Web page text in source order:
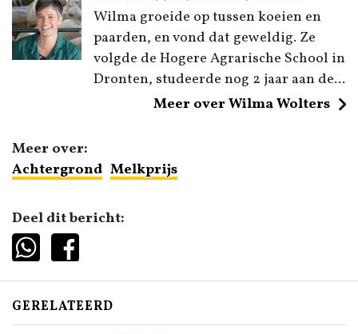
Wilma groeide op tussen koeien en
paarden, en vond dat geweldig. Ze
volgde de Hogere Agrarische School in
Dronten, studeerde nog 2 jaar aan de...
Meer over Wilma Wolters
Meer over:
Achtergrond Melkprijs
Deel dit bericht:
GERELATEERD